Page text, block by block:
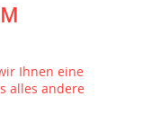
3
Ihnen eine
alles andere